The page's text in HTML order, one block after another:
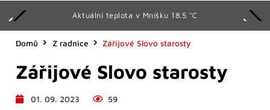
Aktuální teplota v Mníšku 18.5 °C
Domů Z radnice Zářijové Slovo starosty
Zářijové Slovo starosty
01. 09. 2023 59